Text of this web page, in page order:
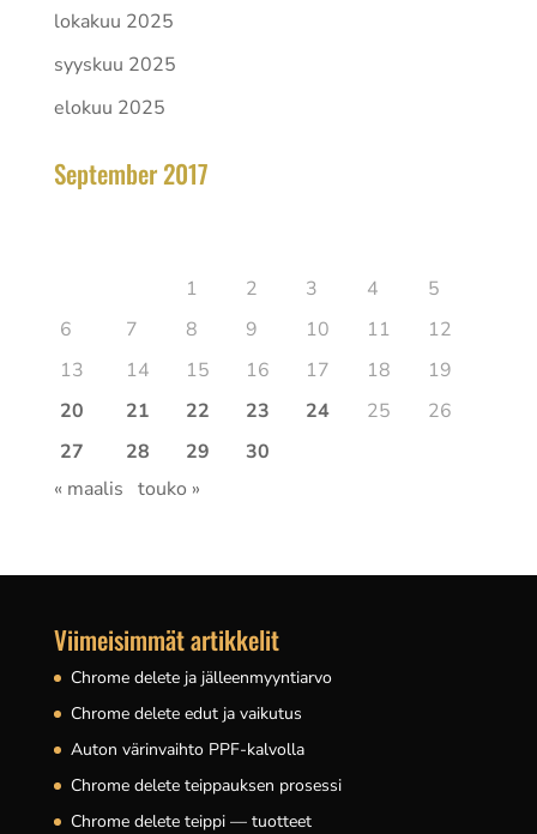
lokakuu 2025
syyskuu 2025
elokuu 2025
September 2017
1
2 3 4
5
6
7 8 9 10 11
12
13
14 15 16 17 18
19
20
21 22 23 24 25
26
27
28 29
30
« maalis touko »
Viimeisimmät artikkelit
Chrome delete ja jälleenmyyntiarvo
Chrome delete edut ja vaikutus
Auton värinvaihto PPF-kalvolla
Chrome delete teippauksen prosessi
Chrome delete teippi — tuotteet